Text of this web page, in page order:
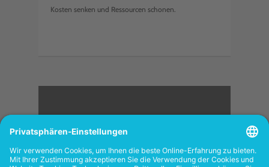
Kosten senken und Ressourcen schonen.
<
FOLGEN SIE UNS